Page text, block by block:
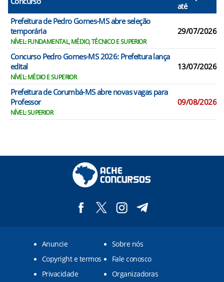
até
Prefeitura de Pedro Gomes-MS abre seleção
temporária
NÍVEL: FUNDAMENTAL, MÉDIO, TÉCNICO E SUPERIOR
29/07/2026
Concurso Pedro Gomes-MS 2026: Prefeitura lança
edital
NÍVEL: MÉDIO E SUPERIOR
13/07/2026
Prefeitura de Corumbá-MS abre novas vagas para
Professor
NÍVEL: SUPERIOR
09/08/2026
Anuncie
Sobre nós
Copyright e termos
Fale conosco
Privacidade
Organizadoras